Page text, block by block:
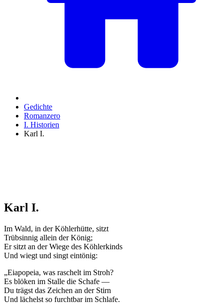
Gedichte
Romanzero
I. Historien
Karl I.
Karl I.
Im Wald, in der Köhlerhütte, sitzt
Trübsinnig allein der König;
Er sitzt an der Wiege des Köhlerkinds
Und wiegt und singt eintönig:
„Eiapopeia, was raschelt im Stroh?
Es blöken im Stalle die Schafe —
Du trägst das Zeichen an der Stirn
Und lächelst so furchtbar im Schlafe.